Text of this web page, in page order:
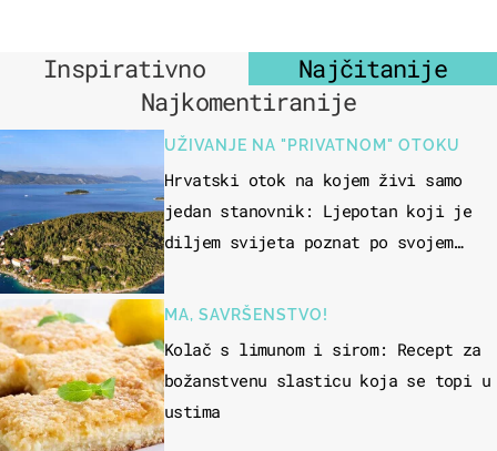
Inspirativno
Najčitanije
Najkomentiranije
UŽIVANJE NA "PRIVATNOM" OTOKU
Hrvatski otok na kojem živi samo
jedan stanovnik: Ljepotan koji je
diljem svijeta poznat po svojem
MA, SAVRŠENSTVO!
Kolač s limunom i sirom: Recept za
božanstvenu slasticu koja se topi u
ustima